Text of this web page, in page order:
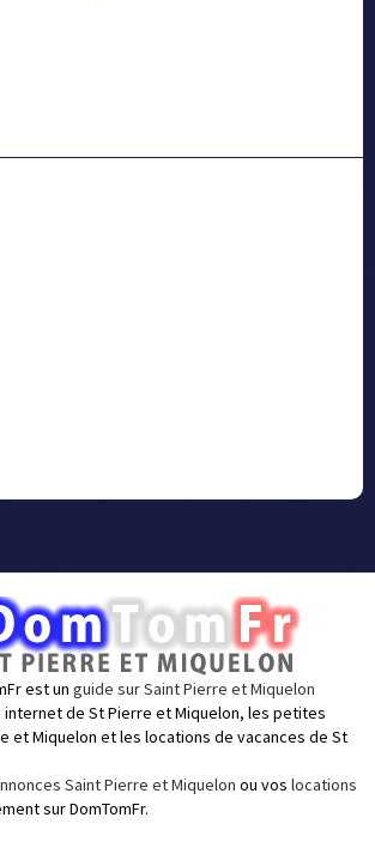
est un guide sur Saint Pierre et Miquelon
de St Pierre et Miquelon, les petites
et Miquelon et les locations de vacances de St
Saint Pierre et Miquelon ou vos locations
sur DomTomFr.